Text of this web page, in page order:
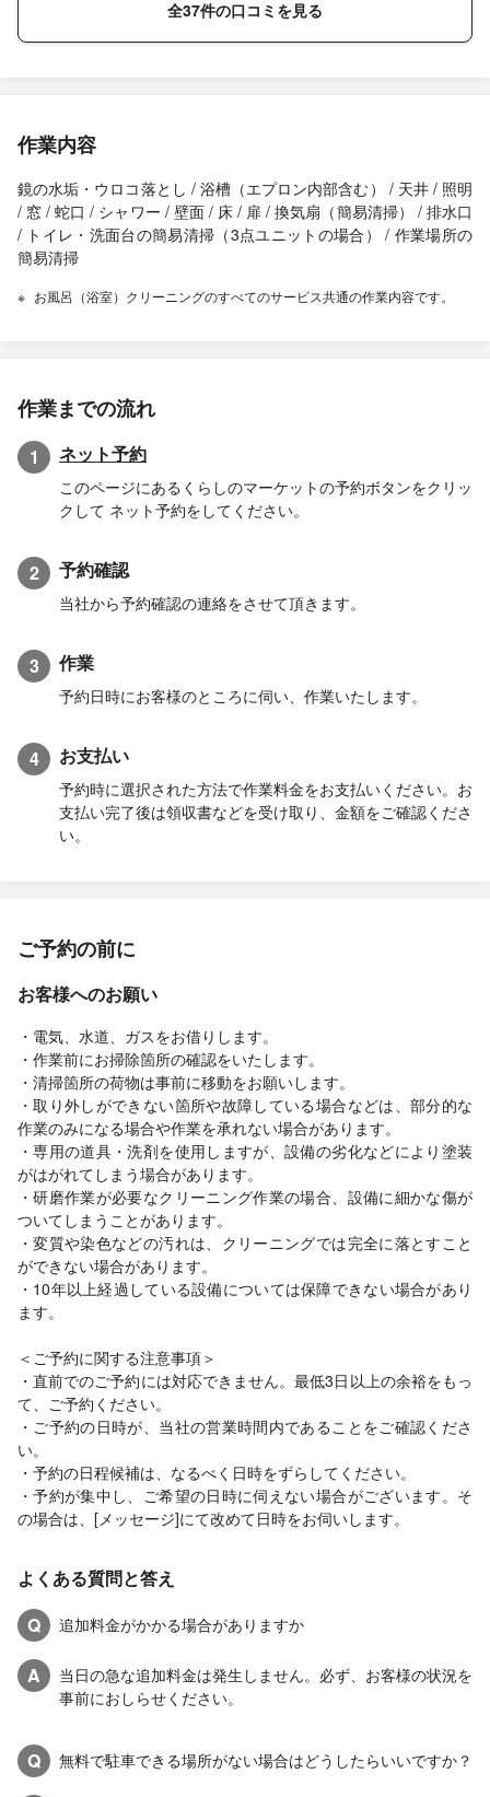
全37件の口コミを見る
作業内容
鏡の水垢・ウロコ落とし / 浴槽（エプロン内部含む） / 天井 / 照明
/ 窓 / 蛇口 / シャワー / 壁面 / 床 / 扉 / 換気扇（簡易清掃） / 排水口
/ トイレ・洗面台の簡易清掃（3点ユニットの場合） / 作業場所の
簡易清掃
お風呂（浴室）クリーニングのすべてのサービス共通の作業内容です。
作業までの流れ
1 ネット予約
このページにあるくらしのマーケットの予約ボタンをクリッ
クして ネット予約をしてください。
2 予約確認
当社から予約確認の連絡をさせて頂きます。
3 作業
予約日時にお客様のところに伺い、作業いたします。
4 お支払い
予約時に選択された方法で作業料金をお支払いください。お
支払い完了後は領収書などを受け取り、金額をご確認くださ
い。
ご予約の前に
お客様へのお願い
・電気、水道、ガスをお借りします。
・作業前にお掃除箇所の確認をいたします。
・清掃箇所の荷物は事前に移動をお願いします。
・取り外しができない箇所や故障している場合などは、部分的な
作業のみになる場合や作業を承れない場合があります。
・専用の道具・洗剤を使用しますが、設備の劣化などにより塗装
がはがれてしまう場合があります。
・研磨作業が必要なクリーニング作業の場合、設備に細かな傷が
ついてしまうことがあります。
・変質や染色などの汚れは、クリーニングでは完全に落とすこと
ができない場合があります。
・10年以上経過している設備については保障できない場合があり
ます。
＜ご予約に関する注意事項＞
・直前でのご予約には対応できません。最低3日以上の余裕をもっ
て、ご予約ください。
・ご予約の日時が、当社の営業時間内であることをご確認くださ
い。
・予約の日程候補は、なるべく日時をずらしてください。
・予約が集中し、ご希望の日時に伺えない場合がございます。そ
の場合は、[メッセージ]にて改めて日時をお伺いします。
よくある質問と答え
Q
追加料金がかかる場合がありますか
A
当日の急な追加料金は発生しません。必ず、お客様の状況を
事前におしらせください。
Q 無料で駐車できる場所がない場合はどうしたらいいですか？